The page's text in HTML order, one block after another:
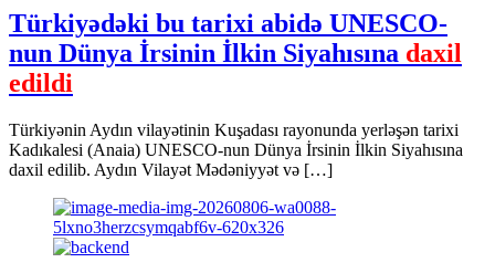
Türkiyədəki bu tarixi abidə UNESCO-
nun Dünya İrsinin İlkin Siyahısına daxil
edildi
Türkiyənin Aydın vilayətinin Kuşadası rayonunda yerləşən tarixi
Kadıkalesi (Anaia) UNESCO-nun Dünya İrsinin İlkin Siyahısına
daxil edilib. Aydın Vilayət Mədəniyyət və […]